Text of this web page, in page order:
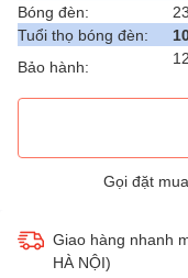
Bóng đèn:
Tuổi thọ bóng đèn:
Bảo hành:
Gọi đặt mua
Giao hàng nhanh
HÀ NỘI)